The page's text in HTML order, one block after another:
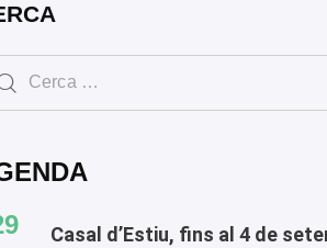
Casal d’Estiu, fins al 4 de